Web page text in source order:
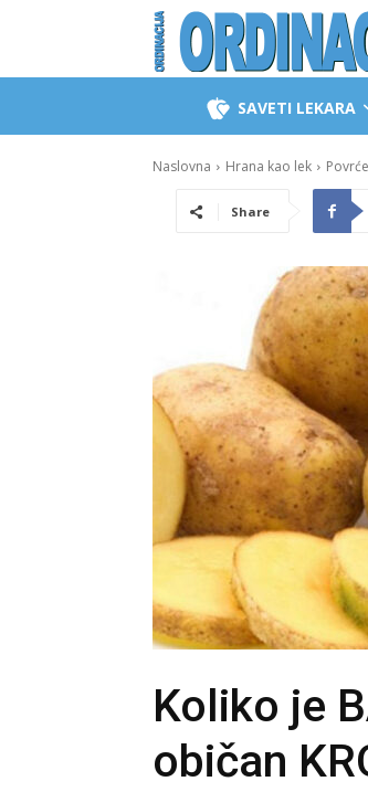
SAVETI LEKARA
Naslovna Hrana kao lek Povrće
Share
Koliko je
običan